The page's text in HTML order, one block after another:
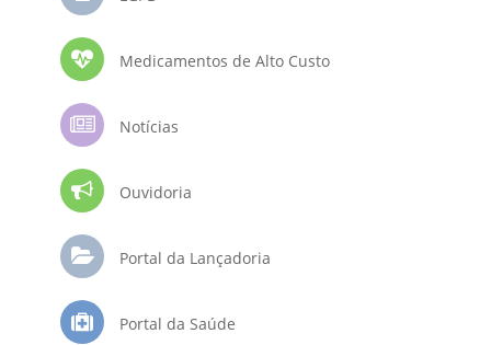
Medicamentos de Alto Custo
Notícias
Ouvidoria
Portal da Lançadoria
Portal da Saúde